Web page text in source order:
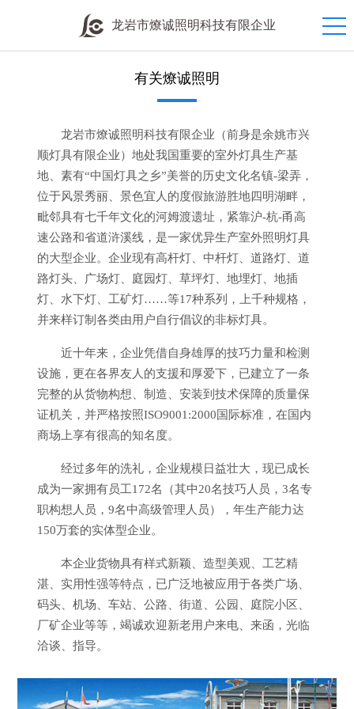
龙岩市燎诚照明科技有限企业
有关燎诚照明
龙岩市燎诚照明科技有限企业（前身是余姚市兴
顺灯具有限企业）地处我国重要的室外灯具生产基
地、素有“中国灯具之乡”美誉的历史文化名镇-梁弄，
位于风景秀丽、景色宜人的度假旅游胜地四明湖畔，
毗邻具有七千年文化的河姆渡遗址，紧靠沪-杭-甬高
速公路和省道浒溪线，是一家优异生产室外照明灯具
的大型企业。企业现有高杆灯、中杆灯、道路灯、道
路灯头、广场灯、庭园灯、草坪灯、地埋灯、地插
灯、水下灯、工矿灯……等17种系列，上千种规格，
并来样订制各类由用户自行倡议的非标灯具。
近十年来，企业凭借自身雄厚的技巧力量和检测
设施，更在各界友人的支援和厚爱下，已建立了一条
完整的从货物构想、制造、安装到技术保障的质量保
证机关，并严格按照ISO9001:2000国际标准，在国内
商场上享有很高的知名度。
经过多年的洗礼，企业规模日益壮大，现已成长
成为一家拥有员工172名（其中20名技巧人员，3名专
职构想人员，9名中高级管理人员），年生产能力达
150万套的实体型企业。
本企业货物具有样式新颖、造型美观、工艺精
湛、实用性强等特点，已广泛地被应用于各类广场、
码头、机场、车站、公路、街道、公园、庭院小区、
厂矿企业等等，竭诚欢迎新老用户来电、来函，光临
洽谈、指导。